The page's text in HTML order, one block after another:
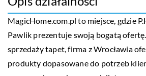
MagicHome.com.pl to miejsce, gdzie
Pawlik prezentuje swoją bogatą
sprzedaży tapet, firma z Wrocławia
produkty dopasowane do potrzeb